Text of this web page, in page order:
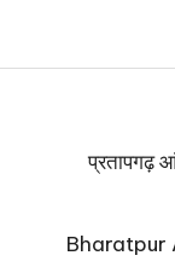
प्रतापगढ़
Bharatpur